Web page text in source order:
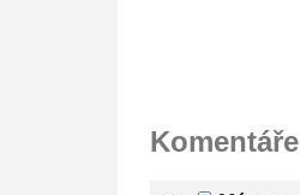
Komentáře